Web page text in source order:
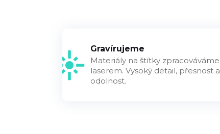
Gravírujeme
Materiály na štítky zpracováváme
laserem. Vysoký detail, přesnost a
odolnost.